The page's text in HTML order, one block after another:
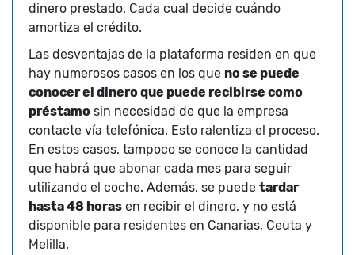
dinero prestado. Cada cual decide cuándo
amortiza el crédito.
Las desventajas de la plataforma residen en que
hay numerosos casos en los que no se puede
conocer el dinero que puede recibirse como
préstamo sin necesidad de que la empresa
contacte vía telefónica. Esto ralentiza el proceso.
En estos casos, tampoco se conoce la cantidad
que habrá que abonar cada mes para seguir
utilizando el coche. Además, se puede tardar
hasta 48 horas en recibir el dinero, y no está
disponible para residentes en Canarias, Ceuta y
Melilla.